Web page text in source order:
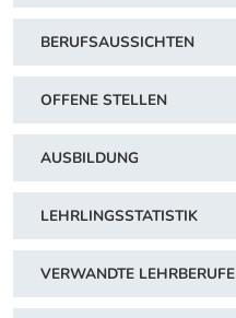
BERUFSAUSSICHTEN
OFFENE STELLEN
AUSBILDUNG
LEHRLINGSSTATISTIK
VERWANDTE LEHRBERUFE